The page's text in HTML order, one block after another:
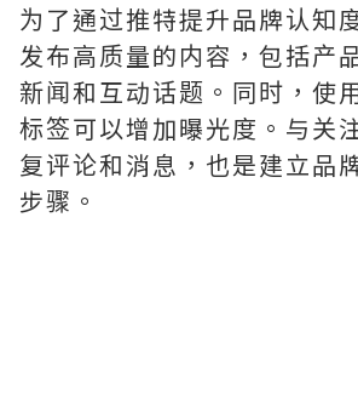
为了通过推特提升品牌认知
发布高质量的内容，包括产
新闻和互动话题。同时，使
标签可以增加曝光度。与关
复评论和消息，也是建立品
步骤。